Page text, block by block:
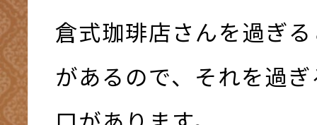
倉式珈琲店さんを過ぎ
があるので、それを過